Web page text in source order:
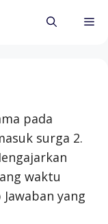
pada
surga 2.
waktu
yang